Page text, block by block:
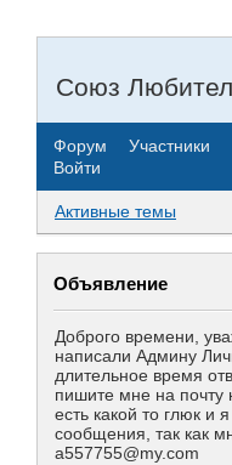
Союз
Форум Участники
Войти
Активные темы
Объявление
Доброго времени,
написали Админу
длительное время
пишите мне на
есть какой то глюк и
сообщения, так как
a557755@my.com